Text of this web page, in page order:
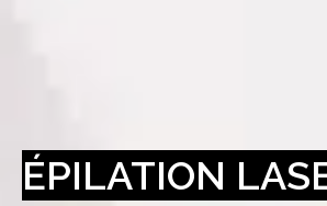
ÉPILATION